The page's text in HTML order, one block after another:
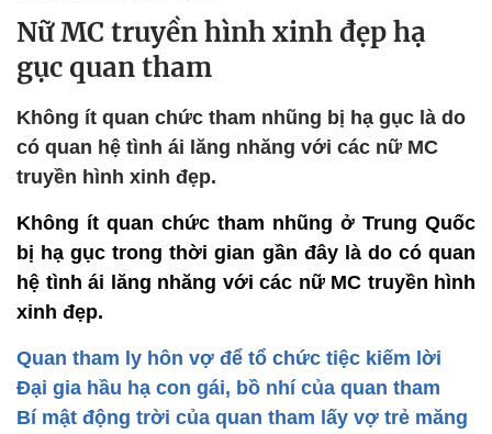
Nữ MC truyền hình xinh đẹp hạ
gục quan tham
Không ít quan chức tham nhũng bị hạ gục là do
có quan hệ tình ái lăng nhăng với các nữ MC
truyền hình xinh đẹp.
Không ít quan chức tham nhũng ở Trung Quốc
bị hạ gục trong thời gian gần đây là do có quan
hệ tình ái lăng nhăng với các nữ MC truyền hình
xinh đẹp.
Quan tham ly hôn vợ để tổ chức tiệc kiếm lời
Đại gia hầu hạ con gái, bồ nhí của quan tham
Bí mật động trời của quan tham lấy vợ trẻ măng